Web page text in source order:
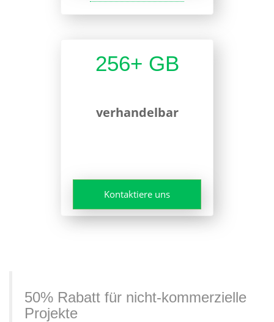
256+ GB
verhandelbar
Kontaktiere uns
50% Rabatt für nicht-kommerzielle
Projekte